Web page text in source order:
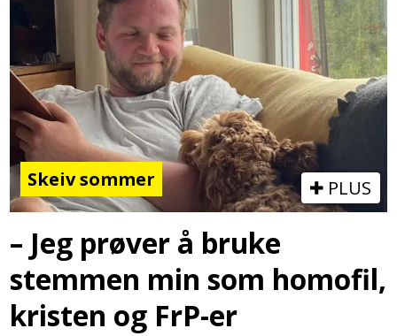
Skeiv sommer PLUS
– Jeg prøver å bruke
stemmen min som homofil,
kristen og FrP-er